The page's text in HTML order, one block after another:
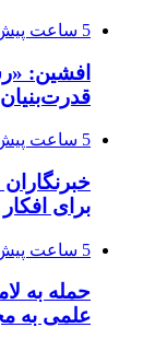
5 ساعت پیش
افشین:
5 ساعت پیش
برای
5 ساعت پیش
حمله به
علمی به